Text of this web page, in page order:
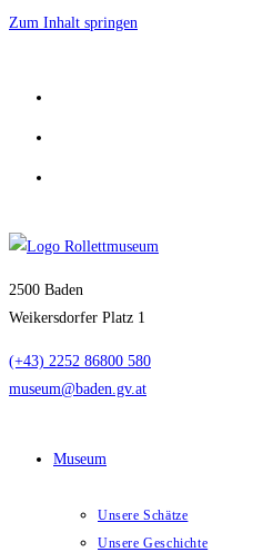
Zum Inhalt springen
2500 Baden
Weikersdorfer Platz 1
(+43) 2252 86800 580
museum@baden.gv.at
Museum
Unsere Schätze
Unsere Geschichte